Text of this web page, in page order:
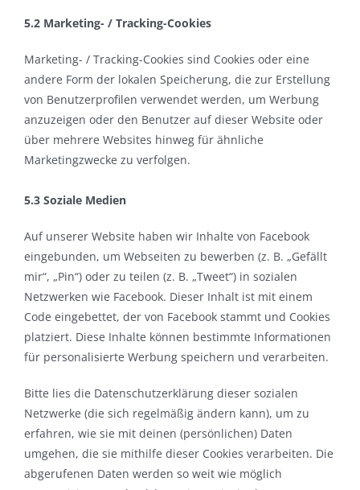
5.2 Marketing- / Tracking-Cookies
Marketing- / Tracking-Cookies sind Cookies oder eine
andere Form der lokalen Speicherung, die zur Erstellung
von Benutzerprofilen verwendet werden, um Werbung
anzuzeigen oder den Benutzer auf dieser Website oder
über mehrere Websites hinweg für ähnliche
Marketingzwecke zu verfolgen.
5.3 Soziale Medien
Auf unserer Website haben wir Inhalte von Facebook
eingebunden, um Webseiten zu bewerben (z. B. „Gefällt
mir“, „Pin“) oder zu teilen (z. B. „Tweet“) in sozialen
Netzwerken wie Facebook. Dieser Inhalt ist mit einem
Code eingebettet, der von Facebook stammt und Cookies
platziert. Diese Inhalte können bestimmte Informationen
für personalisierte Werbung speichern und verarbeiten.
Bitte lies die Datenschutzerklärung dieser sozialen
Netzwerke (die sich regelmäßig ändern kann), um zu
erfahren, wie sie mit deinen (persönlichen) Daten
umgehen, die sie mithilfe dieser Cookies verarbeiten. Die
abgerufenen Daten werden so weit wie möglich